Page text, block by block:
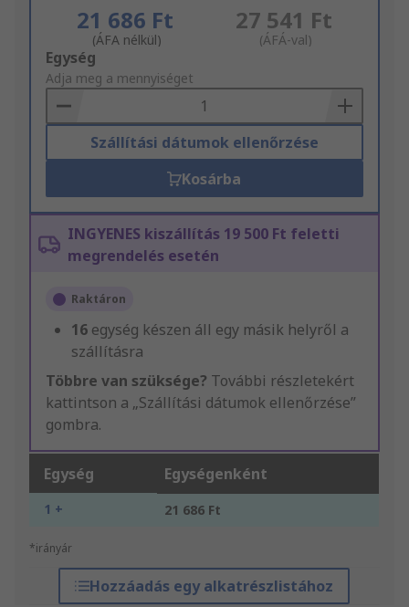
21 686 Ft
(ÁFA nélkül)
27 541 Ft
(ÁFÁ-val)
Add
to
Basket
Egység
Adja meg a mennyiséget
Szállítási dátumok ellenőrzése
Kosárba
INGYENES kiszállítás 19 500 Ft feletti
megrendelés esetén
Raktáron
16 egység készen áll egy másik helyről a
szállításra
Többre van szüksége? További részletekért
kattintson a „Szállítási dátumok ellenőrzése”
gombra.
Egység Egységenként
1 + 21 686 Ft
*irányár
Hozzáadás egy alkatrészlistához